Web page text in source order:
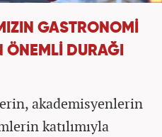
GASTRONOMİ
ÖNEMLİ DURAĞI
akademisyenlerin
katılımıyla